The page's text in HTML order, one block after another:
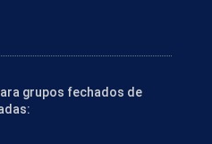
grupos fechados de